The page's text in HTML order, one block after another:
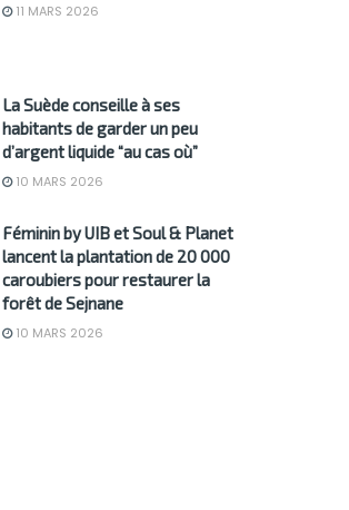
11 MARS 2026
La Suède conseille à ses
habitants de garder un peu
d’argent liquide “au cas où”
10 MARS 2026
Féminin by UIB et Soul & Planet
lancent la plantation de 20 000
caroubiers pour restaurer la
forêt de Sejnane
10 MARS 2026